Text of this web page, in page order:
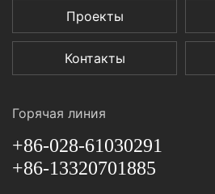
Проекты
Контакты
Горячая линия
+86-028-61030291
+86-13320701885